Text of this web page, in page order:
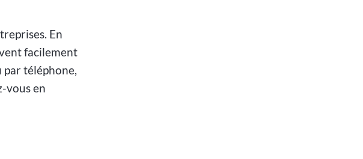
En
facilement
téléphone,
vous en